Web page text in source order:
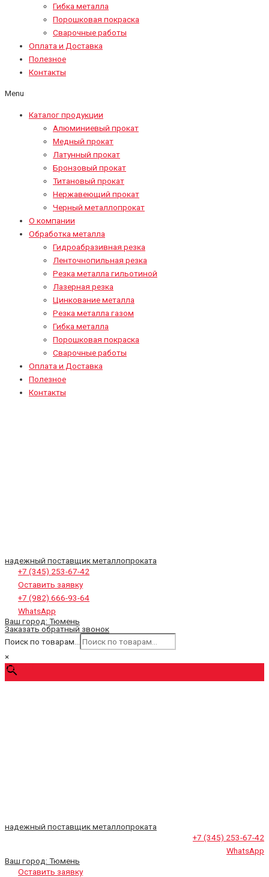
Гибка металла
Порошковая покраска
Сварочные работы
Оплата и Доставка
Полезное
Контакты
Menu
Каталог продукции
Алюминиевый прокат
Медный прокат
Латунный прокат
Бронзовый прокат
Титановый прокат
Нержавеющий прокат
Черный металлопрокат
О компании
Обработка металла
Гидроабразивная резка
Ленточнопильная резка
Резка металла гильотиной
Лазерная резка
Цинкование металла
Резка металла газом
Гибка металла
Порошковая покраска
Сварочные работы
Оплата и Доставка
Полезное
Контакты
надежный поставщик металлопроката
+7 (345) 253-67-42
Оставить заявку
+7 (982) 666-93-64
WhatsApp
Ваш город: Тюмень
Заказать обратный звонок
Поиск по товарам...
×
0₽
надежный поставщик металлопроката
+7 (345) 253-67-42
WhatsApp
Ваш город: Тюмень
Оставить заявку